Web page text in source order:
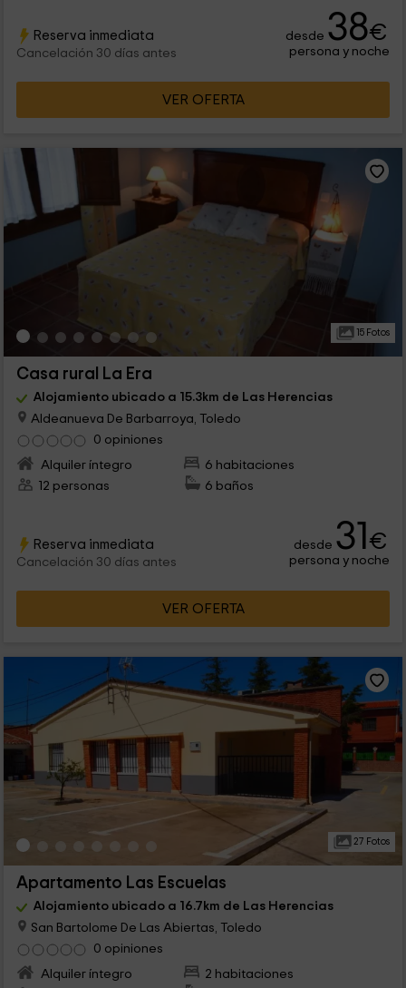
Reserva inmediata
Cancelación 30 días antes
desde 38€
persona y noche
VER OFERTA
15 Fotos
Casa rural La Era
Alojamiento ubicado a 15.3km de Las Herencias
Aldeanueva De Barbarroya, Toledo
0 opiniones
Alquiler íntegro
6 habitaciones
12 personas
6 baños
Reserva inmediata
Cancelación 30 días antes
desde 31€
persona y noche
VER OFERTA
27 Fotos
Apartamento Las Escuelas
Alojamiento ubicado a 16.7km de Las Herencias
San Bartolome De Las Abiertas, Toledo
0 opiniones
Alquiler íntegro
2 habitaciones